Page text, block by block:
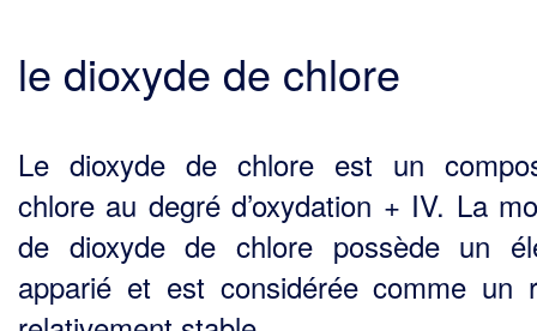
le dioxyde de chlore
Le dioxyde de chlore est un
chlore au degré d’oxydation + IV. La
de dioxyde de chlore possède un
apparié et est considérée comme un